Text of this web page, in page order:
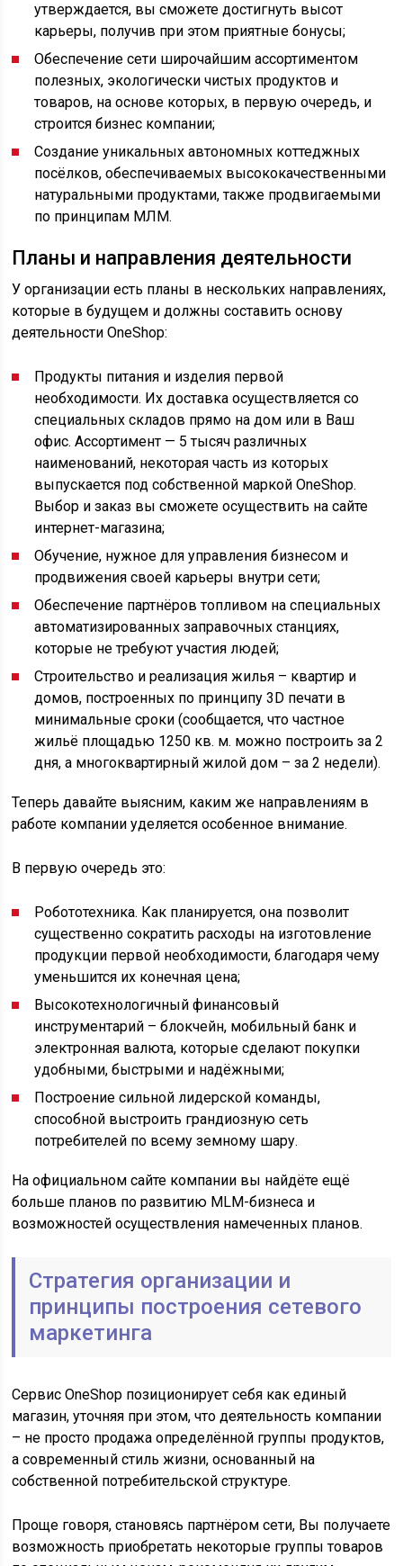
утверждается, вы сможете достигнуть высот
карьеры, получив при этом приятные бонусы;
Обеспечение сети широчайшим ассортиментом
полезных, экологически чистых продуктов и
товаров, на основе которых, в первую очередь, и
строится бизнес компании;
Создание уникальных автономных коттеджных
посёлков, обеспечиваемых высококачественными
натуральными продуктами, также продвигаемыми
по принципам МЛМ.
Планы и направления деятельности
У организации есть планы в нескольких направлениях,
которые в будущем и должны составить основу
деятельности OneShop:
Продукты питания и изделия первой
необходимости. Их доставка осуществляется со
специальных складов прямо на дом или в Ваш
офис. Ассортимент — 5 тысяч различных
наименований, некоторая часть из которых
выпускается под собственной маркой OneShop.
Выбор и заказ вы сможете осуществить на сайте
интернет-магазина;
Обучение, нужное для управления бизнесом и
продвижения своей карьеры внутри сети;
Обеспечение партнёров топливом на специальных
автоматизированных заправочных станциях,
которые не требуют участия людей;
Строительство и реализация жилья – квартир и
домов, построенных по принципу 3D печати в
минимальные сроки (сообщается, что частное
жильё площадью 1250 кв. м. можно построить за 2
дня, а многоквартирный жилой дом – за 2 недели).
Теперь давайте выясним, каким же направлениям в
работе компании уделяется особенное внимание.
В первую очередь это:
Робототехника. Как планируется, она позволит
существенно сократить расходы на изготовление
продукции первой необходимости, благодаря чему
уменьшится их конечная цена;
Высокотехнологичный финансовый
инструментарий – блокчейн, мобильный банк и
электронная валюта, которые сделают покупки
удобными, быстрыми и надёжными;
Построение сильной лидерской команды,
способной выстроить грандиозную сеть
потребителей по всему земному шару.
На официальном сайте компании вы найдёте ещё
больше планов по развитию MLM-бизнеса и
возможностей осуществления намеченных планов.
Стратегия организации и
принципы построения сетевого
маркетинга
Сервис OneShop позиционирует себя как единый
магазин, уточняя при этом, что деятельность компании
– не просто продажа определённой группы продуктов,
а современный стиль жизни, основанный на
собственной потребительской структуре.
Проще говоря, становясь партнёром сети, Вы получаете
возможность приобретать некоторые группы товаров